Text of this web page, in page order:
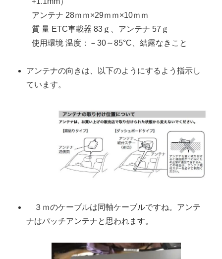
アンテナ 28ｍｍ×29ｍｍ×10ｍｍ
質 量 ETC車載器 83ｇ、 アンテナ 57ｇ
使用環境 温度 ： －30～85°C、 結露なきこと
アンテナの向きは、以下のようにするよう指示し
ています。
３ｍのケーブルは同軸ケーブルですね。アンテ
ナはパッチアンテナと思われます。